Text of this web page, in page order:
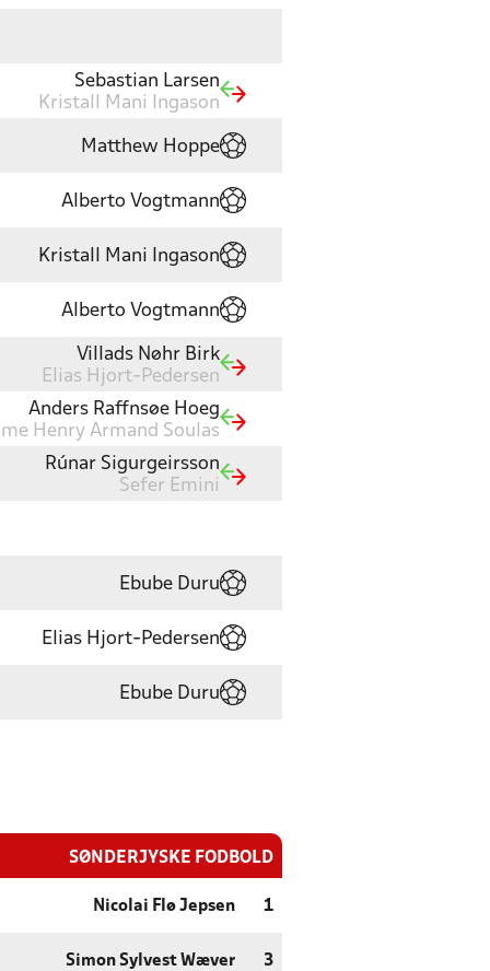
Sebastian Larsen
Kristall Mani Ingason
Matthew Hoppe
Alberto Vogtmann
Kristall Mani Ingason
Alberto Vogtmann
Villads Nøhr Birk
Elias Hjort-Pedersen
Anders Raffnsøe Hoeg
Henry Armand Soulas
Rúnar Sigurgeirsson
Sefer Emini
Ebube Duru
Elias Hjort-Pedersen
Ebube Duru
SØNDERJYSKE FODBOLD
Nicolai Flø Jepsen 1
Simon Sylvest Wæver 3